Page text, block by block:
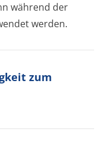
während der
werden.
zum